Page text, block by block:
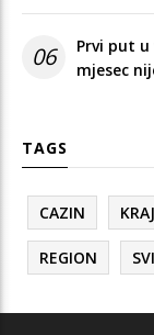
06
Prvi put u
mjesec
TAGS
CAZIN
REGION